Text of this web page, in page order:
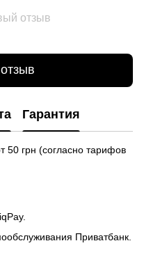
отзыв
Гарантия
грн (согласно тарифов
Приватбанк.